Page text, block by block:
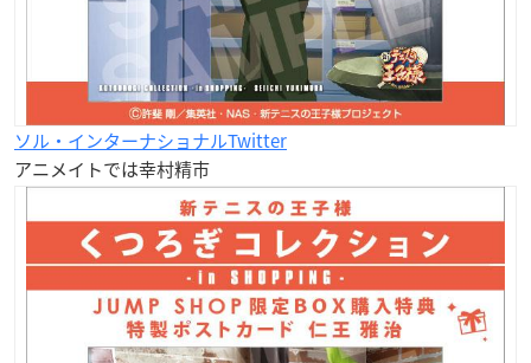
ソル・インターナショナルTwitter
アニメイトでは幸村精市